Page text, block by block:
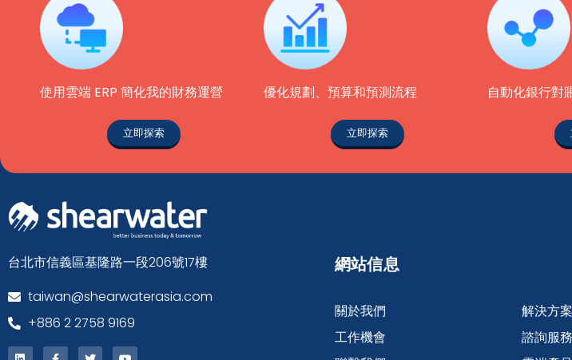
使用雲端 ERP 簡化我的財務運營
立即探索
優化規劃、預算和預測流程
立即探索
自動化銀行對
台北市信義區基隆路一段206號17樓
taiwan@shearwaterasia.com
+886 2 2758 9169
網站信息
關於我們
工作機會
解決方案
諮詢服務